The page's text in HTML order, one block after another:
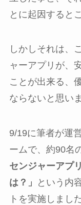
とに起因すると
しかしそれは、
ャーアプリが、
ことが出来る、
ならないと思いま
9/19に筆者が運
ームで、約90名
センジャーアプ
は？」
という内
トを実施しました